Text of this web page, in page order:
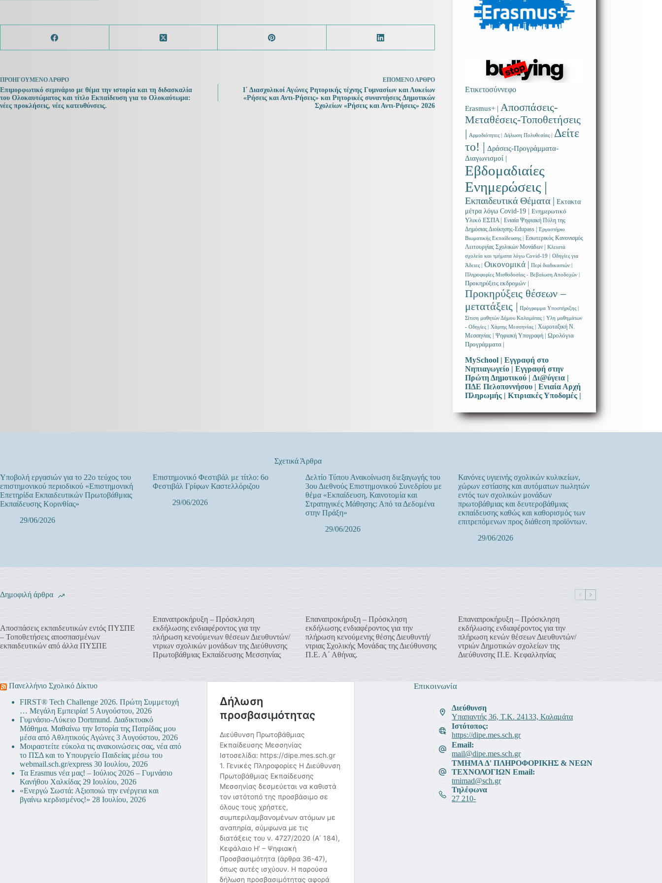
ΠΡΟΗΓΟΎΜΕΝΟΆΡΘΡΟ
Επιμορφωτικό σεμινάριο με θέμα την ιστορία και τη διδασκαλία
του Ολοκαυτώματος και τίτλο Εκπαίδευση για το Ολοκαύτωμα:
νέες προκλήσεις, νέες κατευθύνσεις.
ΕΠΌΜΕΝΟΆΡΘΡΟ
Ι΄ Διασχολικοί Αγώνες Ρητορικής τέχνης Γυμνασίων και Λυκείων
«Ρήσεις και Αντι-Ρήσεις» και Ρητορικές συναντήσεις Δημοτικών
Σχολείων «Ρήσεις και Αντι-Ρήσεις» 2026
Ετικετοσύννεφο
Erasmus+ | Αποσπάσεις-
Μεταθέσεις-Τοποθετήσεις
| Αρμοδιότητες | Δήλωση Πολυθεσίας |
Δείτε
το! | Δράσεις-Προγράμματα-
Διαγωνισμοί |
Εβδομαδιαίες
Ενημερώσεις |
Εκπαιδευτικά Θέματα | Εκτακτα
μέτρα λόγω Covid-19 | Ενημερωτικό
Υλικό ΕΣΠΑ | Ενιαία Ψηφιακή Πύλη της
Δημόσιας Διοίκησης-Edupass |
Εργαστήριο
Βιωματικής Εκπαίδευσης |
Εσωτερικός Κανονισμός
Λειτουργίας Σχολικών Μονάδων |
Κλειστά
σχολεία και τμήματα λόγω Covid-19 |
Οδηγίες για
Άδειες |
Οικονομικά | Περί διαδικασιών |
Πληροφορίες Μισθοδοσίας - Βεβαίωση Αποδοχών |
Προκηρύξεις εκδρομών |
Προκηρύξεις θέσεων –
μετατάξεις | Πρόγραμμα Υποστήριξης |
Σίτιση μαθητών Δήμου Καλαμάτας |
Υλη μαθημάτων
- Οδηγίες |
Χάρτης Μεσσηνίας |
Χωροταξική Ν.
Μεσσηνίας |
Ψηφιακή Υπογραφή |
Ωρολόγια
Προγράμματα |
MySchool | Εγγραφή στο
Νηπιαγωγείο | Εγγραφή στην
Πρώτη Δημοτικού | Δι@ύγεια |
ΠΔΕ Πελοποννήσου | Ενιαία Αρχή
Πληρωμής | Κτιριακές Υποδομές |
Σχετικά Άρθρα
Υποβολή εργασιών για το 22ο τεύχος του
επιστημονικού περιοδικού «Επιστημονική
Επετηρίδα Εκπαιδευτικών Πρωτοβάθμιας
Εκπαίδευσης Κορινθίας»
29/06/2026
Επιστημονικό Φεστιβάλ με τίτλο: 6ο
Φεστιβάλ Γρίφων Καστελλόριζου
29/06/2026
Δελτίο Τύπου Ανακοίνωση διεξαγωγής του
3ου Διεθνούς Επιστημονικού Συνεδρίου με
θέμα «Εκπαίδευση, Καινοτομία και
Στρατηγικές Μάθησης: Από τα Δεδομένα
στην Πράξη»
29/06/2026
Κανόνες υγιεινής σχολικών κυλικείων,
χώρων εστίασης και αυτόματων πωλητών
εντός των σχολικών μονάδων
πρωτοβάθμιας και δευτεροβάθμιας
εκπαίδευσης καθώς και καθορισμός των
επιτρεπόμενων προς διάθεση προϊόντων.
29/06/2026
Δημοφιλή άρθρα
Αποσπάσεις εκπαιδευτικών εντός ΠΥΣΠΕ
– Τοποθετήσεις αποσπασμένων
εκπαιδευτικών από άλλα ΠΥΣΠΕ
Επαναπροκήρυξη – Πρόσκληση
εκδήλωσης ενδιαφέροντος για την
πλήρωση κενούμενων θέσεων Διευθυντών/
ντριων σχολικών μονάδων της Διεύθυνσης
Πρωτοβάθμιας Εκπαίδευσης Μεσσηνίας
Επαναπροκήρυξη – Πρόσκληση
εκδήλωσης ενδιαφέροντος για την
πλήρωση κενούμενης θέσης Διευθυντή/
ντριας Σχολικής Μονάδας της Διεύθυνσης
Π.Ε. Α΄ Αθήνας.
Επαναπροκήρυξη – Πρόσκληση
εκδήλωσης ενδιαφέροντος για την
πλήρωση κενών θέσεων Διευθυντών/
ντριών Δημοτικών σχολείων της
Διεύθυνσης Π.Ε. Κεφαλληνίας
Πανελλήνιο Σχολικό Δίκτυο
FIRST® Tech Challenge 2026. Πρώτη Συμμετοχή
… Μεγάλη Εμπειρία! 5 Αυγούστου, 2026
Γυμνάσιο-Λύκειο Dortmund. Διαδικτυακό
Μάθημα. Μαθαίνω την Ιστορία της Πατρίδας μου
μέσα από Αθλητικούς Αγώνες 3 Αυγούστου, 2026
Μοιραστείτε εύκολα τις ανακοινώσεις σας, νέα από
το ΠΣΔ και το Υπουργείο Παιδείας μέσω του
webmail.sch.gr/express 30 Ιουλίου, 2026
Τα Erasmus νέα μας! – Ιούλιος 2026 – Γυμνάσιο
Κανήθου Χαλκίδας 29 Ιουλίου, 2026
«Ενεργώ Σωστά: Αξιοποιώ την ενέργεια και
βγαίνω κερδισμένος!» 28 Ιουλίου, 2026
Επικοινωνία
Διεύθυνση
Υπαπαντής 36, Τ.Κ. 24133, Καλαμάτα
Ιστότοπος:
https://dipe.mes.sch.gr
Email:
mail@dipe.mes.sch.gr
ΤΜΗΜΑ Δ' ΠΛΗΡΟΦΟΡΙΚΗΣ & ΝΕΩΝ
ΤΕΧΝΟΛΟΓΙΩΝ Email:
tmimad@sch.gr
Τηλέφωνα
27 210-